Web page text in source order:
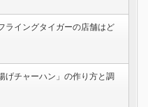
イングタイガーの店舗はど
チャーハン」の作り方と調